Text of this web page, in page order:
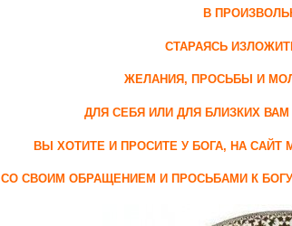
В
СТАРАЯСЬ
ЖЕЛАНИЯ, ПРОСЬБЫ И
ДЛЯ СЕБЯ ИЛИ ДЛЯ БЛИЗКИХ
ВЫ ХОТИТЕ И ПРОСИТЕ У БОГА, НА
СО СВОИМ ОБРАЩЕНИЕМ И ПРОСЬБАМИ К